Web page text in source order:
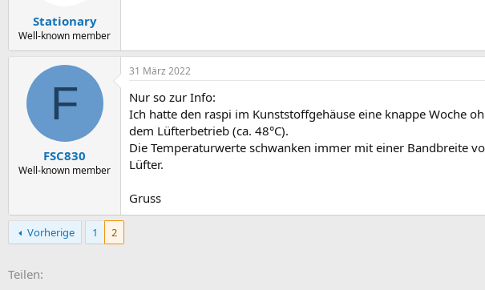
Stationary
Well-known member
F
FSC830
Well-known member
31 März 2022
Nur so zur Info:
Ich hatte den raspi im Kunststoffgehäuse eine knappe Woche
dem Lüfterbetrieb (ca. 48°C).
Die Temperaturwerte schwanken immer mit einer Bandbreite
Lüfter.
Gruss
Vorherige 1 2
Teilen: